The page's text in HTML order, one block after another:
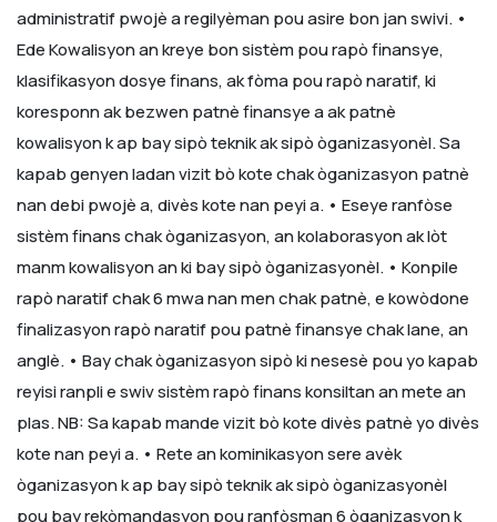
administratif pwojè a regilyèman pou asire bon jan swivi. •
Ede Kowalisyon an kreye bon sistèm pou rapò finansye,
klasifikasyon dosye finans, ak fòma pou rapò naratif, ki
koresponn ak bezwen patnè finansye a ak patnè
kowalisyon k ap bay sipò teknik ak sipò òganizasyonèl. Sa
kapab genyen ladan vizit bò kote chak òganizasyon patnè
nan debi pwojè a, divès kote nan peyi a. • Eseye ranfòse
sistèm finans chak òganizasyon, an kolaborasyon ak lòt
manm kowalisyon an ki bay sipò òganizasyonèl. • Konpile
rapò naratif chak 6 mwa nan men chak patnè, e kowòdone
finalizasyon rapò naratif pou patnè finansye chak lane, an
anglè. • Bay chak òganizasyon sipò ki nesesè pou yo kapab
reyisi ranpli e swiv sistèm rapò finans konsiltan an mete an
plas. NB: Sa kapab mande vizit bò kote divès patnè yo divès
kote nan peyi a. • Rete an kominikasyon sere avèk
òganizasyon k ap bay sipò teknik ak sipò òganizasyonèl
pou bay rekòmandasyon pou ranfòsman 6 òganizasyon k